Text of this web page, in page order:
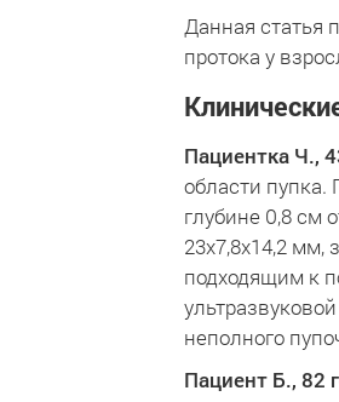
Данная статья
протока у
Пациентка Ч.,
области пупка.
глубине 0,8 см
23х7,8х14,2
подходящим к
ультразвуковой
неполного
Пациент Б., 82